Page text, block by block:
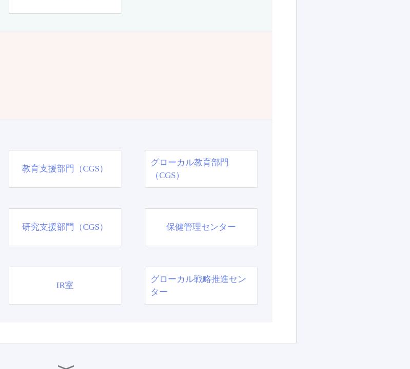
教育支援部門（CGS）
グローカル教育部門
（CGS）
研究支援部門（CGS） 保健管理センター
IR室
グローカル戦略推進セン
ター